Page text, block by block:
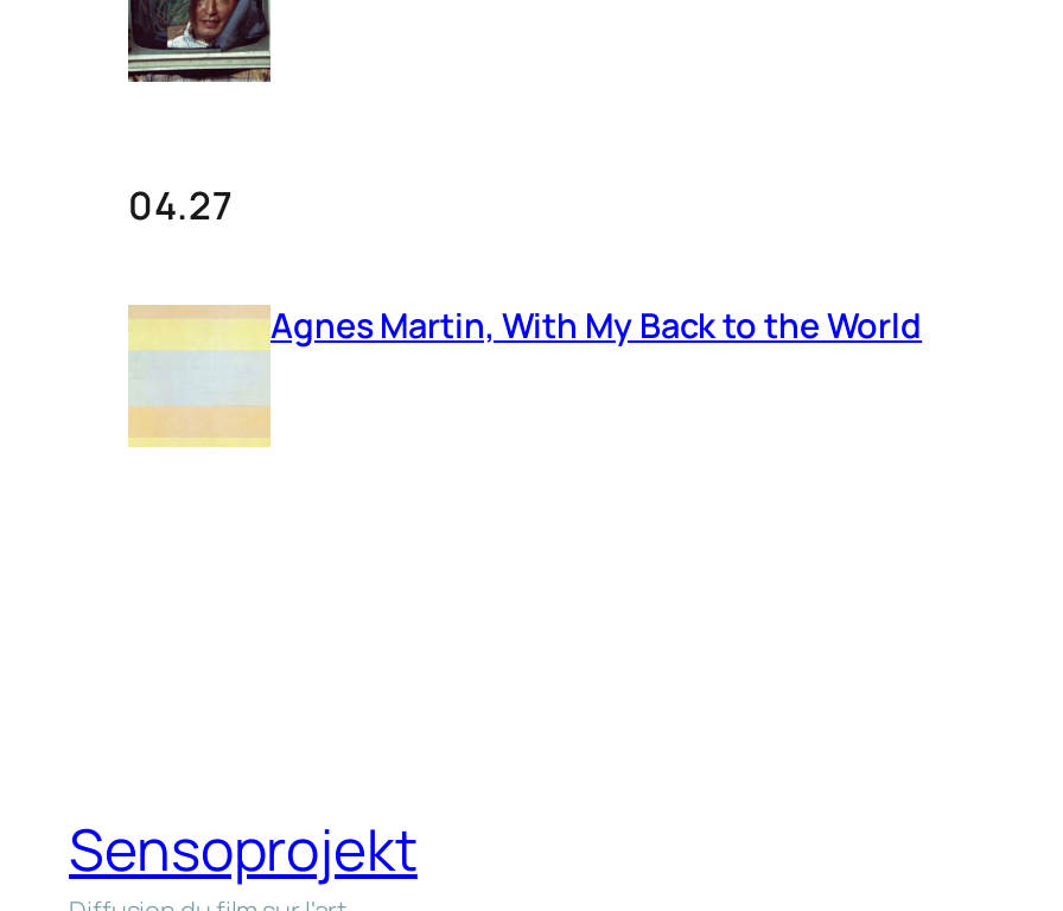
04.27
Agnes Martin, With My Back to the World
Sensoprojekt